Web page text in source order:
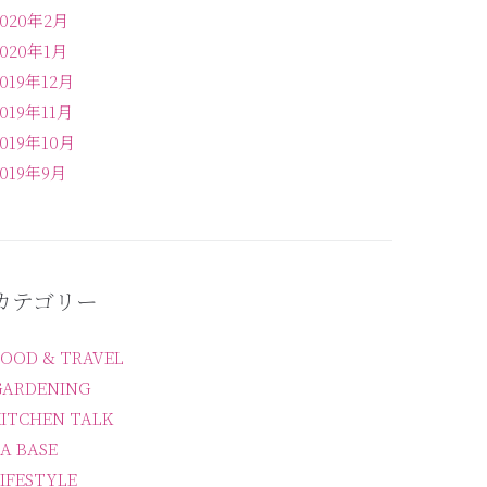
年2月
年1月
年12月
年11月
年10月
年9月
テゴリー
& TRAVEL
TALK
BASE